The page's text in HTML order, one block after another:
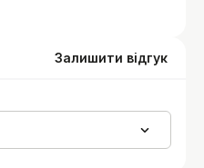
Залишити відгук